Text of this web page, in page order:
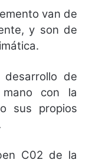
van de
y son de
de
con la
sus propios
C02 de la